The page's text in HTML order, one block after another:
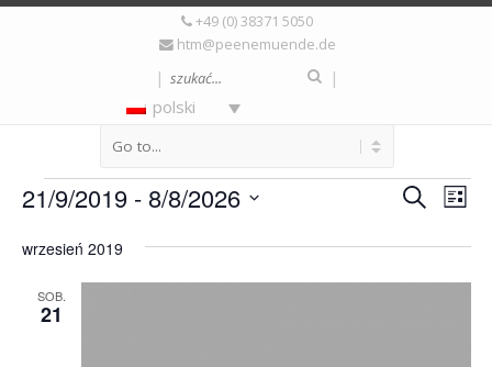
+49 (0) 38371 5050
htm@peenemuende.de
|
|
polski
Wydarzenia SzukajLista
21/9/2019 - 8/8/2026
datę.
wrzesień 2019
SOB.
21